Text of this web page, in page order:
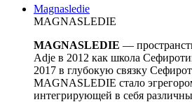
Magnasledie
MAGNASLEDIE
MAGNASLEDIE —
Adje в 2012 как школа
2017 в глубокую связку
MAGNASLEDIE стало
интегрирующей в себя